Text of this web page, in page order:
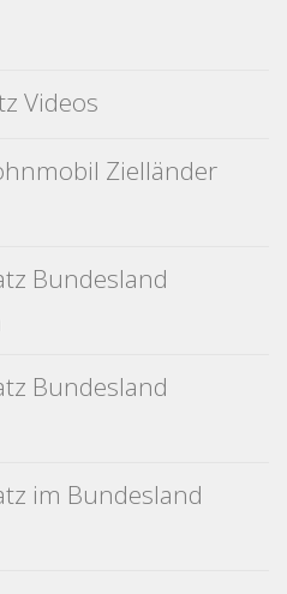
Videos
Zielländer
Bundesland
Bundesland
im Bundesland